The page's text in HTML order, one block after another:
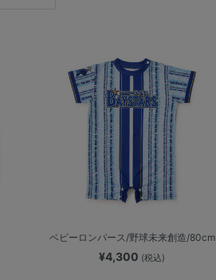
ベビーロンパース/野球未来創造/80cm
¥4,300 (税込)